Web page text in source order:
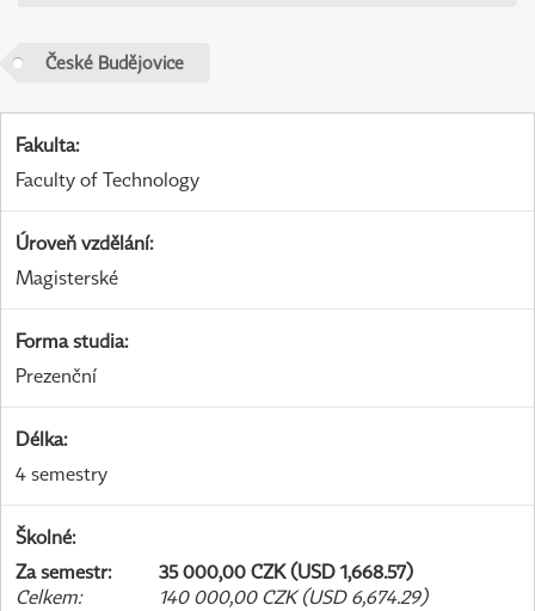
České Budějovice
Fakulta:
Faculty of Technology
Úroveň vzdělání:
Magisterské
Forma studia:
Prezenční
Délka:
4 semestry
Školné:
Za semestr:
35 000,00 CZK (USD 1,668.57)
Celkem: 140 000,00 CZK (USD 6,674.29)